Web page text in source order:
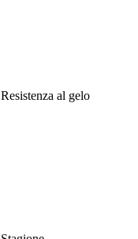
Resistenza al gelo